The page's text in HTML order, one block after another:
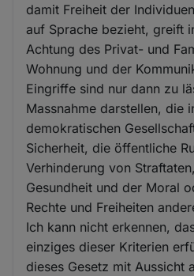
damit Freiheit der
auf Sprache bezieht, greift
Achtung des Privat- und
Wohnung und der
Eingriffe sind nur dann zu
Massnahme darstellen, die
demokratischen
Sicherheit, die öffentliche
Verhinderung von
Gesundheit und der Moral
Rechte und Freiheiten
Ich kann nicht erkennen,
einziges dieser Kriterien
dieses Gesetz mit Aussicht